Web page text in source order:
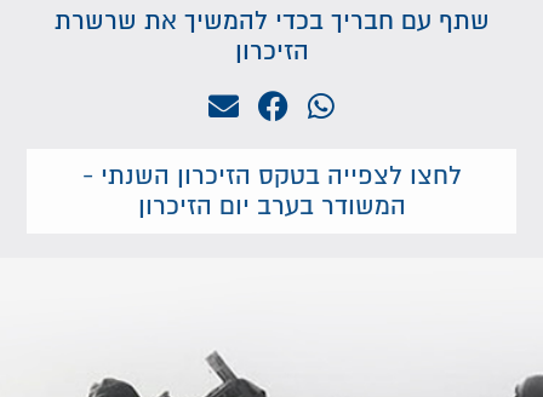
שתף עם חבריך בכדי להמשיך את שרשרת
הזיכרון
לחצו לצפייה בטקס הזיכרון השנתי -
המשודר בערב יום הזיכרון